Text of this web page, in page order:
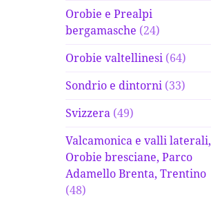
Orobie e Prealpi
bergamasche (24)
Orobie valtellinesi (64)
Sondrio e dintorni (33)
Svizzera (49)
Valcamonica e valli laterali,
Orobie bresciane, Parco
Adamello Brenta, Trentino
(48)